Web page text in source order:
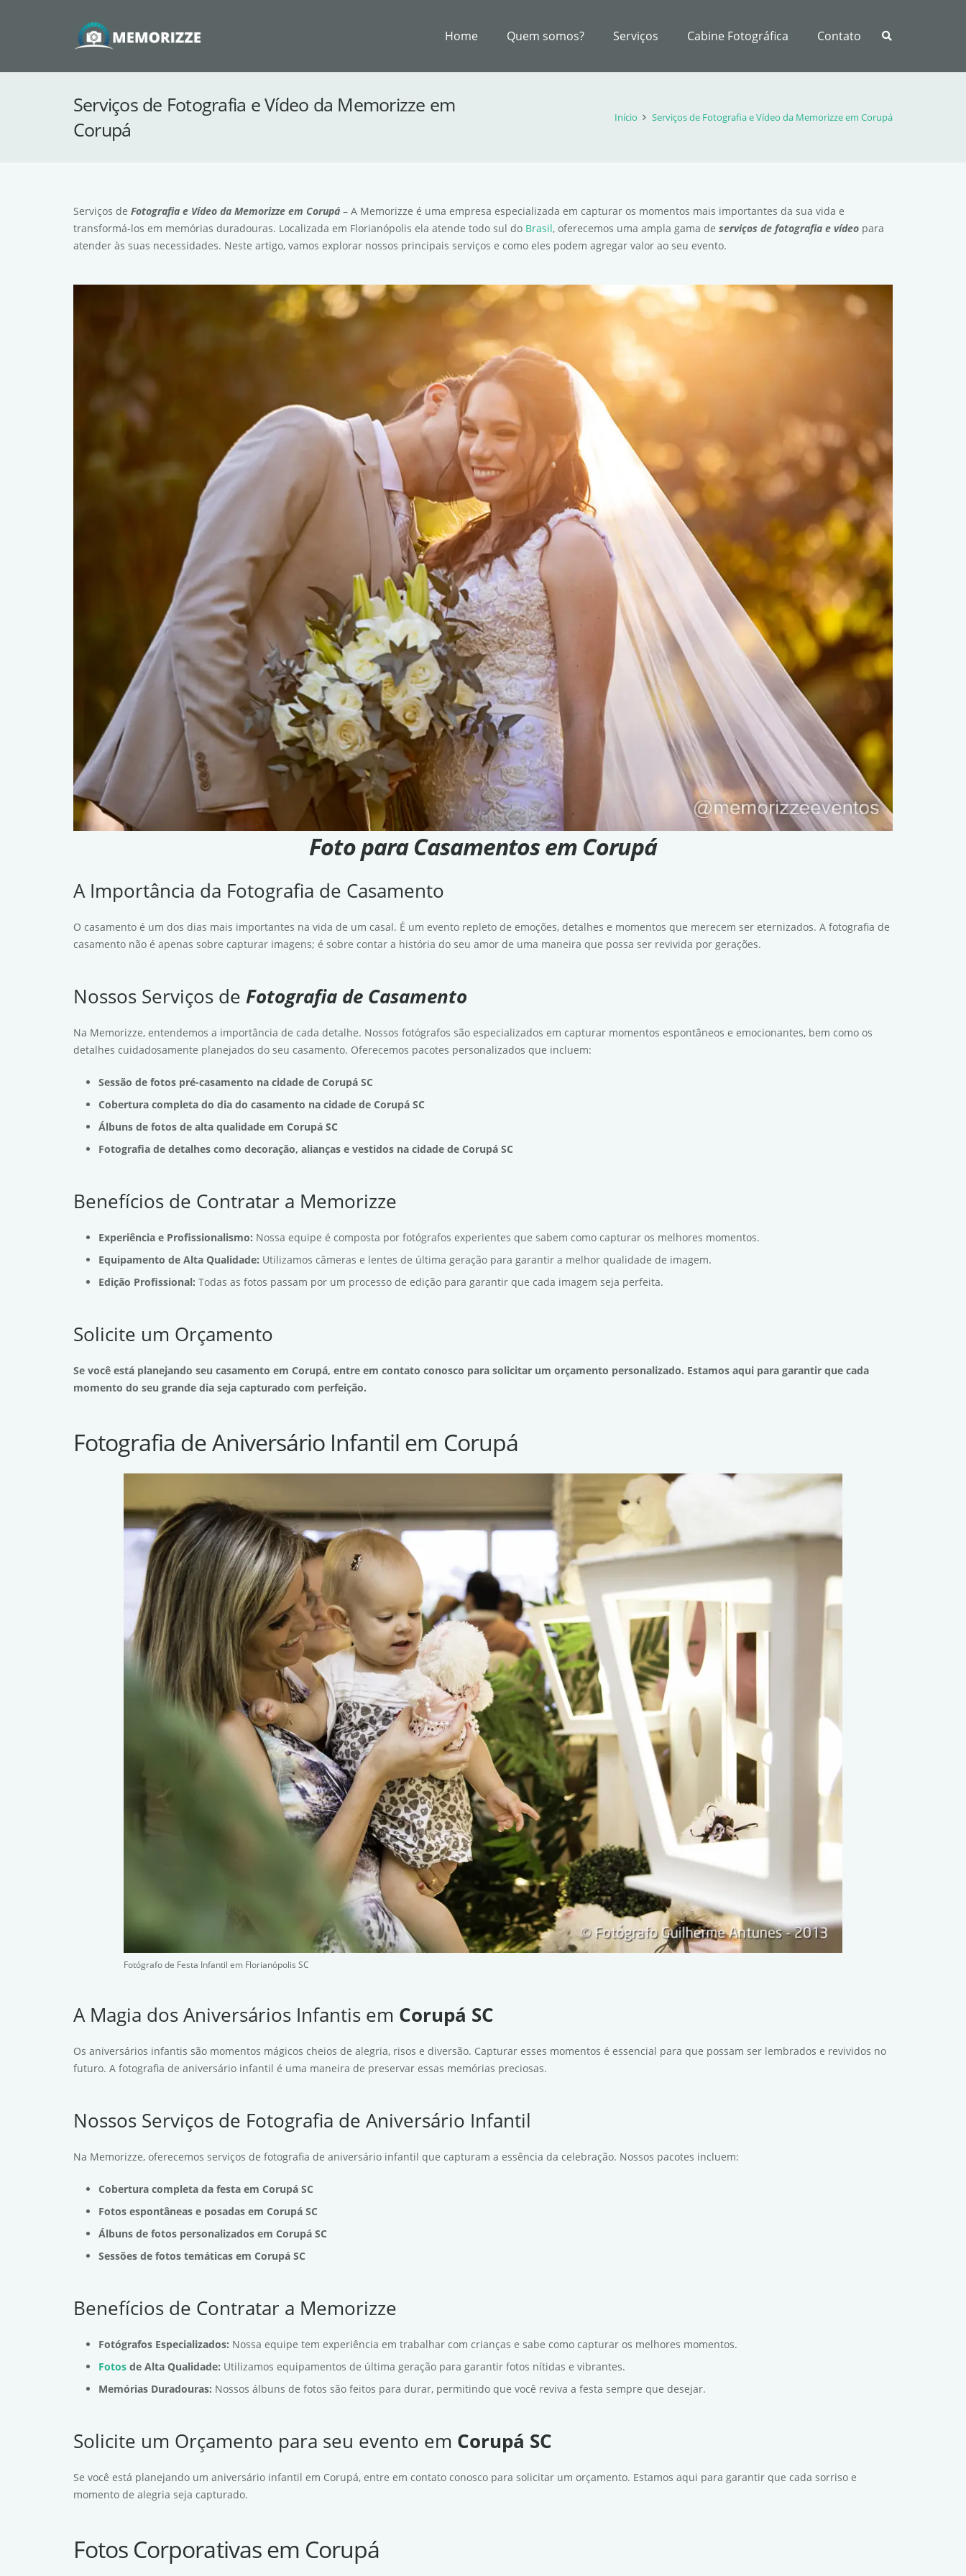
Home Quem somos? Serviços Cabine Fotográfica Contato
Serviços de Fotografia e Vídeo da Memorizze em
Corupá
Início Serviços de Fotografia e Vídeo da Memorizze em Corupá
Serviços de Fotografia e Vídeo da Memorizze em Corupá – A Memorizze é uma empresa especializada em capturar os momentos mais importantes da sua vida e
transformá-los em memórias duradouras. Localizada em Florianópolis ela atende todo sul do Brasil, oferecemos uma ampla gama de serviços de fotografia e vídeo para
atender às suas necessidades. Neste artigo, vamos explorar nossos principais serviços e como eles podem agregar valor ao seu evento.
Foto para Casamentos em Corupá
A Importância da Fotografia de Casamento
O casamento é um dos dias mais importantes na vida de um casal. É um evento repleto de emoções, detalhes e momentos que merecem ser eternizados. A fotografia de
casamento não é apenas sobre capturar imagens; é sobre contar a história do seu amor de uma maneira que possa ser revivida por gerações.
Nossos Serviços de Fotografia de Casamento
Na Memorizze, entendemos a importância de cada detalhe. Nossos fotógrafos são especializados em capturar momentos espontâneos e emocionantes, bem como os
detalhes cuidadosamente planejados do seu casamento. Oferecemos pacotes personalizados que incluem:
Sessão de fotos pré-casamento na cidade de Corupá SC
Cobertura completa do dia do casamento na cidade de Corupá SC
Álbuns de fotos de alta qualidade em Corupá SC
Fotografia de detalhes como decoração, alianças e vestidos na cidade de Corupá SC
Benefícios de Contratar a Memorizze
Experiência e Profissionalismo: Nossa equipe é composta por fotógrafos experientes que sabem como capturar os melhores momentos.
Equipamento de Alta Qualidade: Utilizamos câmeras e lentes de última geração para garantir a melhor qualidade de imagem.
Edição Profissional: Todas as fotos passam por um processo de edição para garantir que cada imagem seja perfeita.
Solicite um Orçamento
Se você está planejando seu casamento em Corupá, entre em contato conosco para solicitar um orçamento personalizado. Estamos aqui para garantir que cada
momento do seu grande dia seja capturado com perfeição.
Fotografia de Aniversário Infantil em Corupá
Fotógrafo de Festa Infantil em Florianópolis SC
A Magia dos Aniversários Infantis em Corupá SC
Os aniversários infantis são momentos mágicos cheios de alegria, risos e diversão. Capturar esses momentos é essencial para que possam ser lembrados e revividos no
futuro. A fotografia de aniversário infantil é uma maneira de preservar essas memórias preciosas.
Nossos Serviços de Fotografia de Aniversário Infantil
Na Memorizze, oferecemos serviços de fotografia de aniversário infantil que capturam a essência da celebração. Nossos pacotes incluem:
Cobertura completa da festa em Corupá SC
Fotos espontâneas e posadas em Corupá SC
Álbuns de fotos personalizados em Corupá SC
Sessões de fotos temáticas em Corupá SC
Benefícios de Contratar a Memorizze
Fotógrafos Especializados: Nossa equipe tem experiência em trabalhar com crianças e sabe como capturar os melhores momentos.
Fotos de Alta Qualidade: Utilizamos equipamentos de última geração para garantir fotos nítidas e vibrantes.
Memórias Duradouras: Nossos álbuns de fotos são feitos para durar, permitindo que você reviva a festa sempre que desejar.
Solicite um Orçamento para seu evento em Corupá SC
Se você está planejando um aniversário infantil em Corupá, entre em contato conosco para solicitar um orçamento. Estamos aqui para garantir que cada sorriso e
momento de alegria seja capturado.
Fotos Corporativas em Corupá